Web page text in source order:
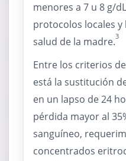
menores a 7 u 8 g/
protocolos locales y
salud de la madre.3
Entre los criterios
está la sustitución
en un lapso de 24
pérdida mayor al
sanguíneo,
concentrados